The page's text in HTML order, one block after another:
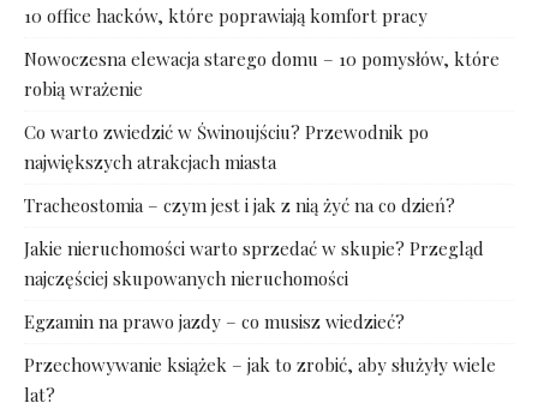
10 office hacków, które poprawiają komfort pracy
Nowoczesna elewacja starego domu – 10 pomysłów, które
robią wrażenie
Co warto zwiedzić w Świnoujściu? Przewodnik po
największych atrakcjach miasta
Tracheostomia – czym jest i jak z nią żyć na co dzień?
Jakie nieruchomości warto sprzedać w skupie? Przegląd
najczęściej skupowanych nieruchomości
Egzamin na prawo jazdy – co musisz wiedzieć?
Przechowywanie książek – jak to zrobić, aby służyły wiele
lat?